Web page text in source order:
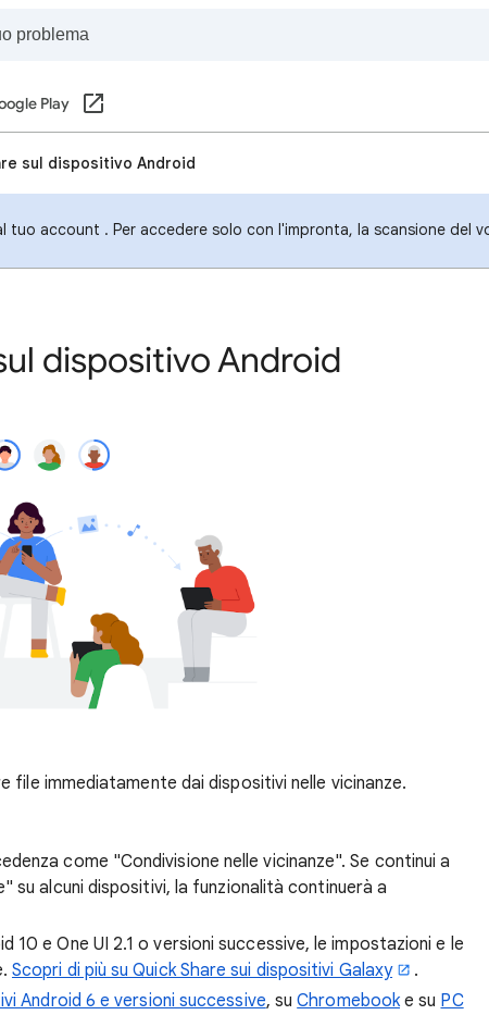
Play
sul dispositivo Android
tuo account . Per accedere solo con l'impronta, la scansione del
dispositivo Android
file immediatamente dai dispositivi nelle vicinanze.
come "Condivisione nelle vicinanze". Se continui a
su alcuni dispositivi, la funzionalità continuerà a
10 e One UI 2.1 o versioni successive, le impostazioni e le
Scopri di più su Quick Share sui dispositivi Galaxy
.
Android 6 e versioni successive, suChromebooke su PC